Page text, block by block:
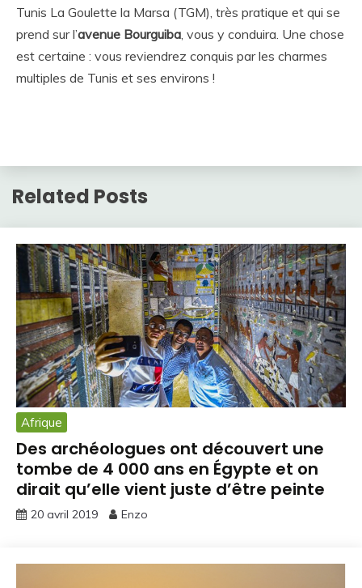
Tunis La Goulette la Marsa (TGM), très pratique et qui se
prend sur l’avenue Bourguiba, vous y conduira. Une chose
est certaine : vous reviendrez conquis par les charmes
multiples de Tunis et ses environs !
Related Posts
Afrique
Des archéologues ont découvert une
tombe de 4 000 ans en Égypte et on
dirait qu’elle vient juste d’être peinte
20 avril 2019 Enzo